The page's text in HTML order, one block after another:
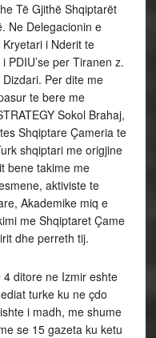
Të Gjithë Shqiptarët
Ne Delegacionin e
Kryetari i Nderit te
PDIU’se per Tiranen z.
Per dite me
te bere me
Sokol Brahaj,
Shqiptare Çameria te
shqiptari me origjine
bene takime me
aktiviste te
Akademike miq e
me Shqiptaret Çame
dhe perreth tij.
ditore ne Izmir eshte
turke ku ne çdo
i madh, me shume
se 15 gazeta ku ketu